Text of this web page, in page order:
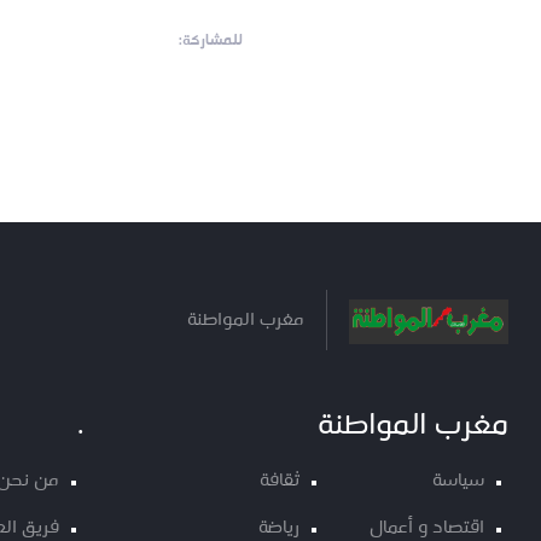
للمشاركة:
مغرب المواطنة
مغرب المواطنة
سياسة
اقتصاد و أعمال
ثقافة
رياضة
.
من
فريق